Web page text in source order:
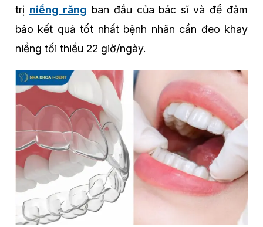
trị niềng răng ban đầu của bác sĩ và để đảm
bảo kết quả tốt nhất bệnh nhân cần đeo khay
niềng tối thiểu 22 giờ/ngày.